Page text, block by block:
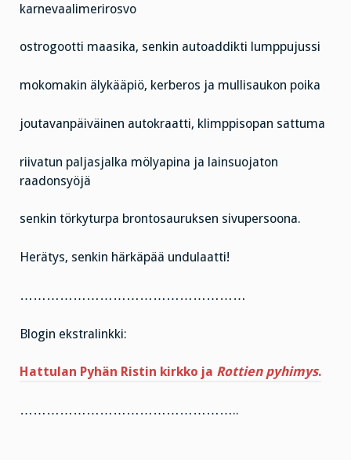
karnevaalimerirosvo
ostrogootti maasika, senkin autoaddikti lumppujussi
mokomakin älykääpiö, kerberos ja mullisaukon poika
joutavanpäiväinen autokraatti, klimppisopan sattuma
riivatun paljasjalka mölyapina ja lainsuojaton
raadonsyöjä
senkin törkyturpa brontosauruksen sivupersoona.
Herätys, senkin härkäpää undulaatti!
……………………………………………
Blogin ekstralinkki:
Hattulan Pyhän Ristin kirkko ja Rottien pyhimys.
…………………………………………..